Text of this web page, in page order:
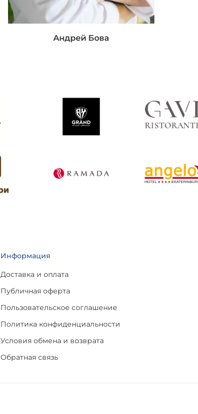
Андрей Бова
Информация
Доставка и оплата
Публичная оферта
Пользовательское соглашение
Политика конфиденциальности
Условия обмена и возврата
Обратная связь